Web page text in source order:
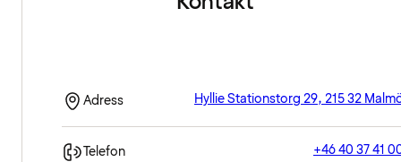
Adress Hyllie Stationstorg 29, 215 32
Telefon +46 40 37 41